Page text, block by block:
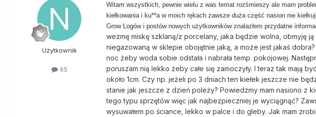
Użytkownik
65
Witam wszystkich, pewnie wielu z was temat rozśmieszy ale mam
kiełkowania i ku**a w moich rękach zawsze duża część nasion nie
Grow Logów i postów nowych użytkowników znalazłem przydatne
wezmę miskę szklaną/z porcelany, jaka będzie wolna, obmyję
niegazowaną w sklepie obojętnie jaką, a może jest jakaś dobra?
noc żeby woda sobie odstała i nabrała temp. pokojowej.
poruszam nią lekko żeby całe się zamoczyły. I teraz tak mają
około 1cm. Czy np. jeżeli po 3 dniach ten kiełek jeszcze nie
stanie jak jeszcze z dzień poleży? Powiedzmy mam nasiono z
tego typu sprzętów więc jak najbezpieczniej je wyciągnąć?
wysuwałem po ściance, lekko w palce i do gleby. Jak mam